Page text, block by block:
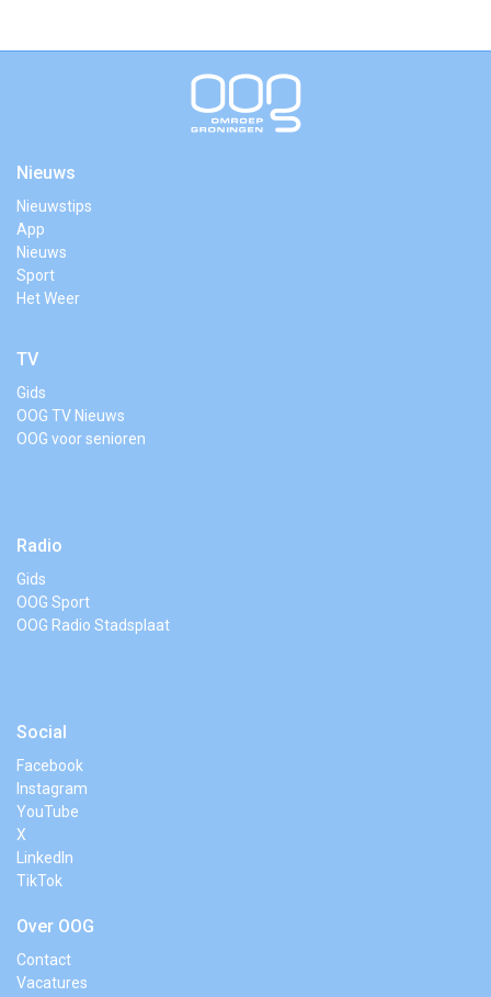
Nieuws
Nieuwstips
App
Nieuws
Sport
Het Weer
TV
Gids
OOG TV Nieuws
OOG voor senioren
Radio
Gids
OOG Sport
OOG Radio Stadsplaat
Social
Facebook
Instagram
YouTube
X
LinkedIn
TikTok
Over OOG
Contact
Vacatures